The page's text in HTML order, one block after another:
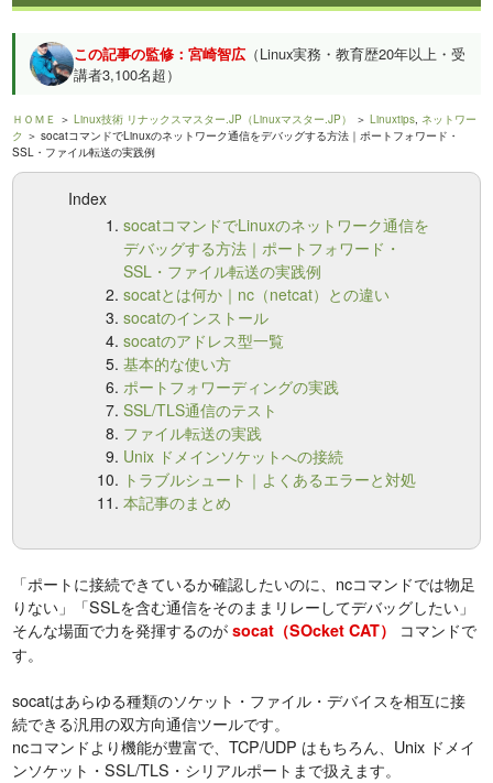
この記事の監修：宮崎智広 （Linux実務・教育歴20年以上・受
講者3,100名超）
ＨＯＭＥ ＞Linux技術 リナックスマスター.JP（Linuxマスター.JP） ＞Linuxtips,ネットワー
ク ＞ socatコマンドでLinuxのネットワーク通信をデバッグする方法｜ポートフォワード・
SSL・ファイル転送の実践例
Index
socatコマンドでLinuxのネットワーク通信を
デバッグする方法｜ポートフォワード・
SSL・ファイル転送の実践例
socatとは何か｜nc（netcat）との違い
socatのインストール
socatのアドレス型一覧
基本的な使い方
ポートフォワーディングの実践
SSL/TLS通信のテスト
ファイル転送の実践
Unix ドメインソケットへの接続
トラブルシュート｜よくあるエラーと対処
本記事のまとめ
「ポートに接続できているか確認したいのに、ncコマンドでは物足
りない」「SSLを含む通信をそのままリレーしてデバッグしたい」
そんな場面で力を発揮するのがsocat（SOcket CAT）
コマンドで
す。
socatはあらゆる種類のソケット・ファイル・デバイスを相互に接
続できる汎用の双方向通信ツールです。
ncコマンドより機能が豊富で、TCP/UDP はもちろん、Unix ドメイ
ンソケット・SSL/TLS・シリアルポートまで扱えます。